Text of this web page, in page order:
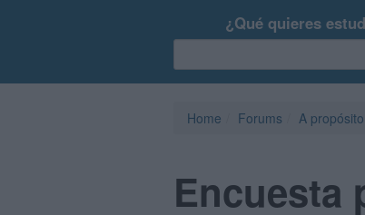
¿Qué quieres
Home Forums A
Encuesta